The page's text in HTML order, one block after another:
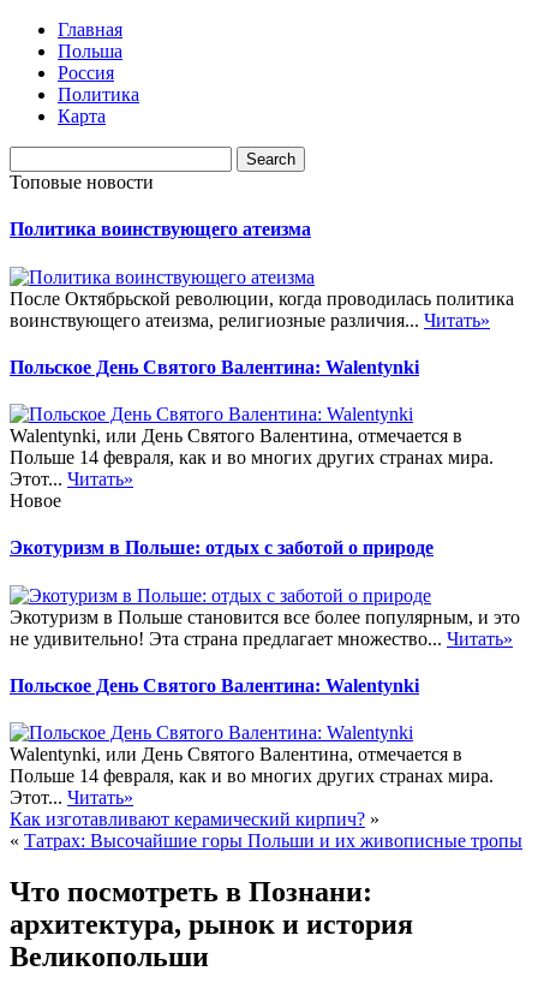
Главная
Польша
Россия
Политика
Карта
Топовые новости
Политика воинствующего атеизма
После Октябрьской революции, когда проводилась политика
воинствующего атеизма, религиозные различия... Читать»
Польское День Святого Валентина: Walentynki
Walentynki, или День Святого Валентина, отмечается в
Польше 14 февраля, как и во многих других странах мира.
Этот... Читать»
Новое
Экотуризм в Польше: отдых с заботой о природе
Экотуризм в Польше становится все более популярным, и это
не удивительно! Эта страна предлагает множество... Читать»
Польское День Святого Валентина: Walentynki
Walentynki, или День Святого Валентина, отмечается в
Польше 14 февраля, как и во многих других странах мира.
Этот... Читать»
Как изготавливают керамический кирпич? »
« Татрах: Высочайшие горы Польши и их живописные тропы
Что посмотреть в Познани:
архитектура, рынок и история
Великопольши